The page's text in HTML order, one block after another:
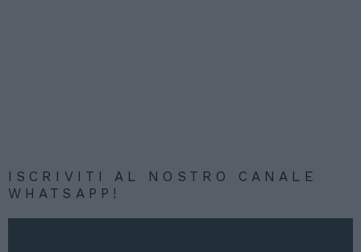
ISCRIVITI AL NOSTRO CANALE
WHATSAPP!